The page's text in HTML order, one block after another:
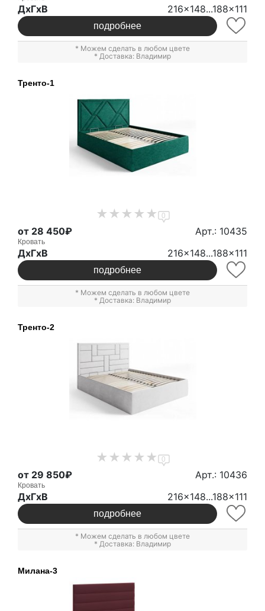
ДxГxВ 216x148...188x111
подробнее
* Можем сделать в любом цвете
* Доставка: Владимир
Тренто-1
0
от 28 450₽ Арт.: 10435
Кровать
ДxГxВ 216x148...188x111
подробнее
* Можем сделать в любом цвете
* Доставка: Владимир
Тренто-2
0
от 29 850₽ Арт.: 10436
Кровать
ДxГxВ 216x148...188x111
подробнее
* Можем сделать в любом цвете
* Доставка: Владимир
Милана-3